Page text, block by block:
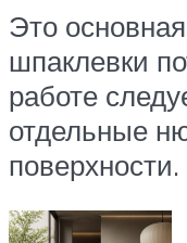
Это
шпаклевки
работе
отдельные
поверхности.